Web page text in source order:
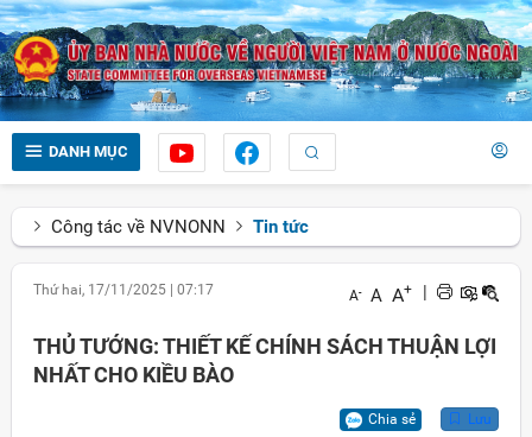
DANH MỤC
Công tác về NVNONN Tin tức
Thứ hai, 17/11/2025 07:17 A- A A+ |
THỦ TƯỚNG: THIẾT KẾ CHÍNH SÁCH THUẬN LỢI
NHẤT CHO KIỀU BÀO
Chia sẻ Lưu